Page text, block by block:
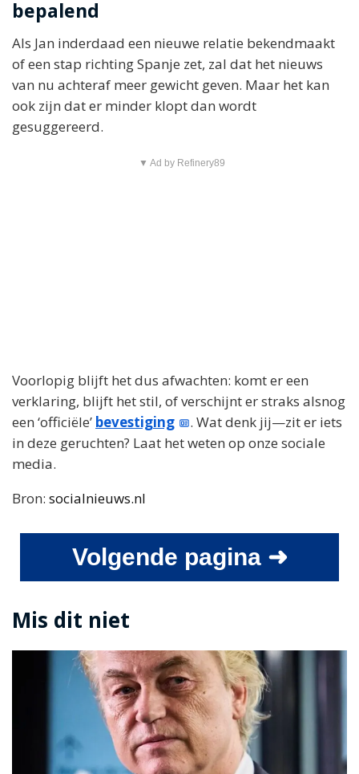
bepalend
Als Jan inderdaad een nieuwe relatie bekendmaakt
of een stap richting Spanje zet, zal dat het nieuws
van nu achteraf meer gewicht geven. Maar het kan
ook zijn dat er minder klopt dan wordt
gesuggereerd.
▼ Ad by Refinery89
Voorlopig blijft het dus afwachten: komt er een
verklaring, blijft het stil, of verschijnt er straks alsnog
een ‘officiële’ bevestiging
. Wat denk jij—zit er iets
in deze geruchten? Laat het weten op onze sociale
media.
Bron: socialnieuws.nl
Volgende pagina ➜
Mis dit niet